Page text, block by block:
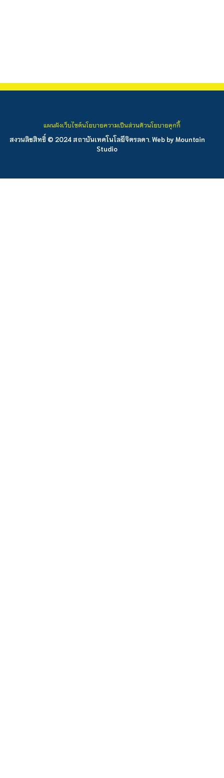
สงวนลิขสิทธิ์ © 2024 สถาบันเทคโนโลยีจิตรลดา. Web by Mountain
Studio
แผนผังเว็บไซต์นโยบายความเป็นส่วนตัวนโยบายคุกกี้